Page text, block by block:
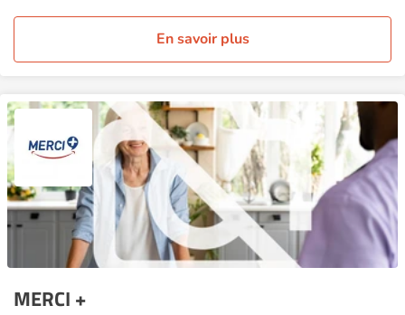
En savoir plus
MERCI +